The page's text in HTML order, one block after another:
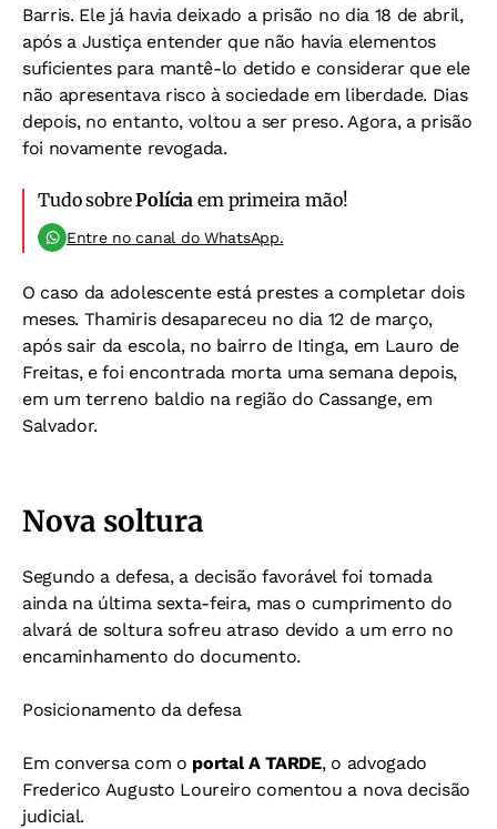
Barris. Ele já havia deixado a prisão no dia 18 de abril,
após a Justiça entender que não havia elementos
suficientes para mantê-lo detido e considerar que ele
não apresentava risco à sociedade em liberdade. Dias
depois, no entanto, voltou a ser preso. Agora, a prisão
foi novamente revogada.
Tudo sobrePolícia em primeira mão!
Entre no canal do WhatsApp.
O caso da adolescente está prestes a completar dois
meses. Thamiris desapareceu no dia 12 de março,
após sair da escola, no bairro de Itinga, em Lauro de
Freitas, e foi encontrada morta uma semana depois,
em um terreno baldio na região do Cassange, em
Salvador.
Nova soltura
Segundo a defesa, a decisão favorável foi tomada
ainda na última sexta-feira, mas o cumprimento do
alvará de soltura sofreu atraso devido a um erro no
encaminhamento do documento.
Posicionamento da defesa
Em conversa com o portal A TARDE, o advogado
Frederico Augusto Loureiro comentou a nova decisão
judicial.